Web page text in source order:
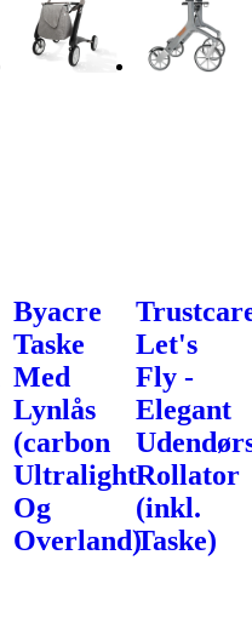
Byacre
Taske
Med
Lynlås
(carbon
Ultralight
Og
Overland)
Let's
Fly -
Elegant
Rollator
(inkl.
Taske)